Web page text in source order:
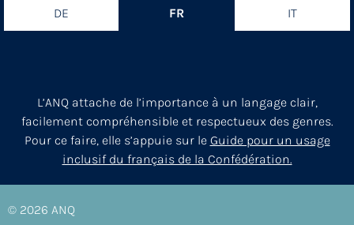
DE FR IT
L’ANQ attache de l’importance à un langage clair,
facilement compréhensible et respectueux des genres.
Pour ce faire, elle s’appuie sur le Guide pour un usage
inclusif du français de la Confédération.
© 2026 ANQ